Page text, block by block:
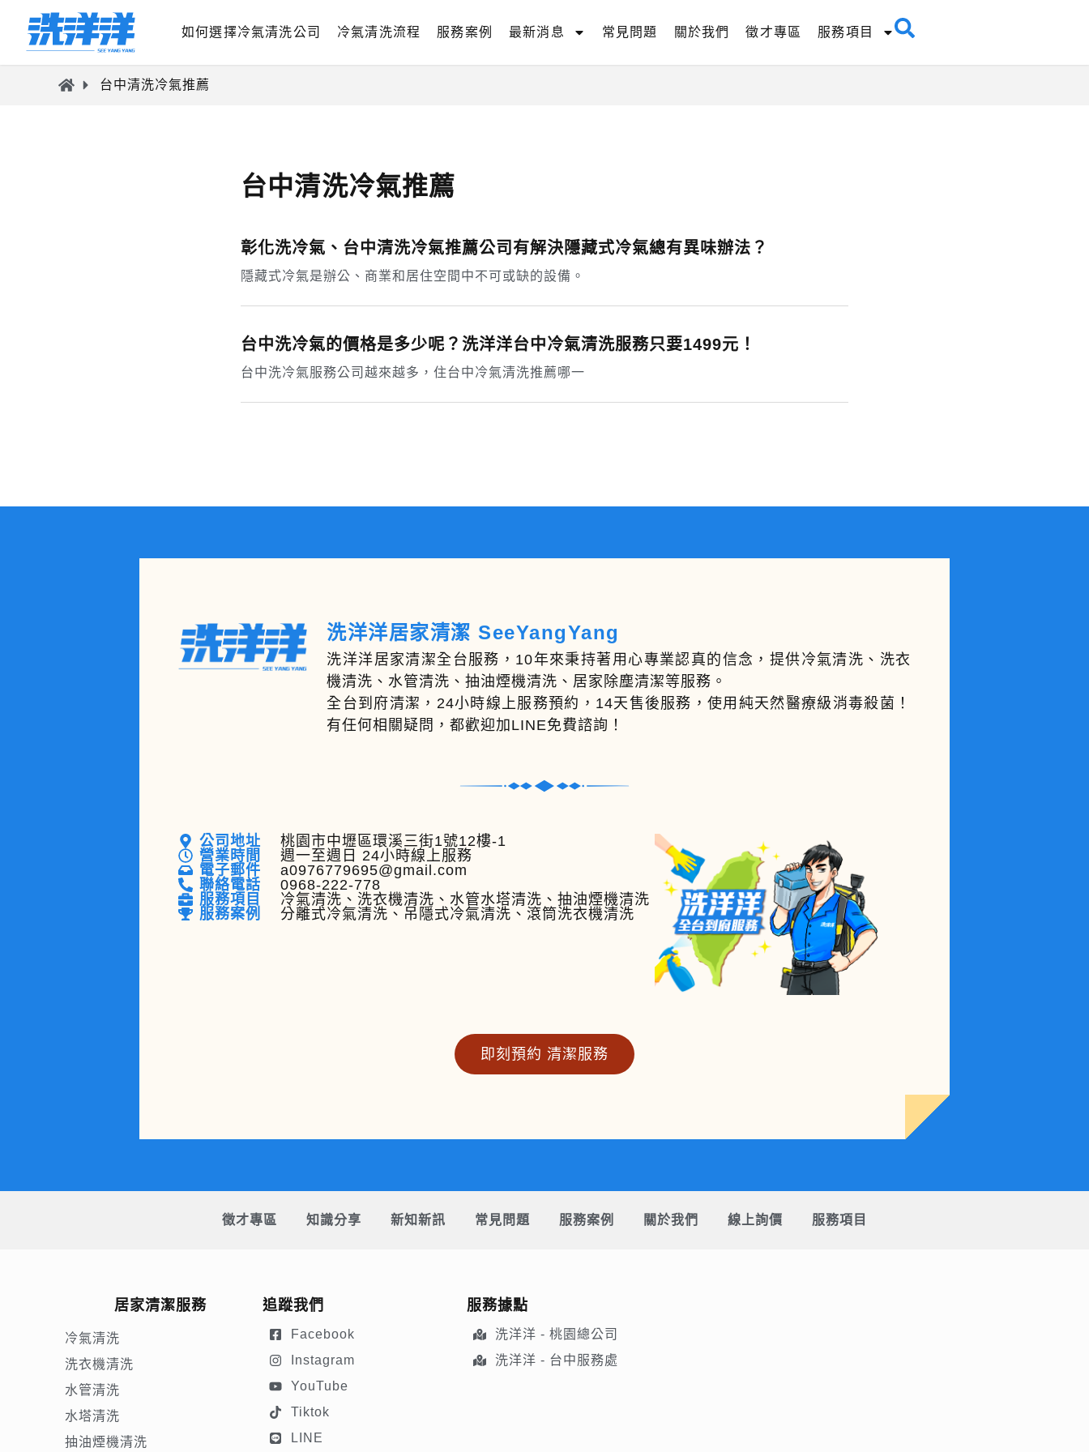
如何選擇冷氣清洗公司 冷氣清洗流程 服務案例 最新消息 常見問題 關於我們 徵才專區 服務項目
台中清洗冷氣推薦
台中清洗冷氣推薦
彰化洗冷氣、台中清洗冷氣推薦公司有解決隱藏式冷氣總有異味辦法？
隱藏式冷氣是辦公、商業和居住空間中不可或缺的設備。
台中洗冷氣的價格是多少呢？洗洋洋台中冷氣清洗服務只要1499元！
台中洗冷氣服務公司越來越多，住台中冷氣清洗推薦哪一
洗洋洋居家清潔 SeeYangYang
洗洋洋居家清潔全台服務，10年來秉持著用心專業認真的信念，提供冷氣清洗、洗衣
機清洗、水管清洗、抽油煙機清洗、居家除塵清潔等服務。
全台到府清潔，24小時線上服務預約，14天售後服務，使用純天然醫療級消毒殺菌！
有任何相關疑問，都歡迎加LINE免費諮詢！
公司地址
桃園市中壢區環溪三街1號12樓-1
營業時間
週一至週日 24小時線上服務
電子郵件
a0976779695@gmail.com
聯絡電話
0968-222-778
服務項目
冷氣清洗、洗衣機清洗、水管水塔清洗、抽油煙機清洗
服務案例
分離式冷氣清洗、吊隱式冷氣清洗、滾筒洗衣機清洗
即刻預約 清潔服務
徵才專區 知識分享 新知新訊 常見問題 服務案例 關於我們 線上詢價 服務項目
居家清潔服務
冷氣清洗
洗衣機清洗
水管清洗
水塔清洗
抽油煙機清洗
追蹤我們
Facebook
Instagram
YouTube
Tiktok
LINE
服務據點
洗洋洋 - 桃園總公司
洗洋洋 - 台中服務處